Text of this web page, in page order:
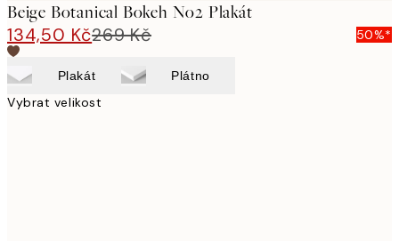
Beige Botanical Bokeh No2 Plakát
134,50 Kč269 Kč 50%*
Plakát Plátno
Vybrat velikost